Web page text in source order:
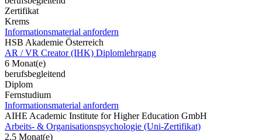
Zertifikat
Krems
Informationsmaterial anfordern
HSB Akademie Österreich
AR / VR Creator (IHK) Diplomlehrgang
6 Monat(e)
berufsbegleitend
Diplom
Fernstudium
Informationsmaterial anfordern
AIHE Academic Institute for Higher Education GmbH
Arbeits- & Organisationspsychologie (Uni-Zertifikat)
2,5 Monat(e)